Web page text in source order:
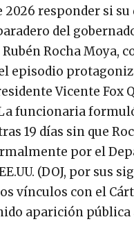
2026 responder si
del
Rubén Rocha Moya,
episodio
Vicente Fox
funcionaria
19 días sin que
por el
(DOJ, por sus
vínculos con el
aparición pública